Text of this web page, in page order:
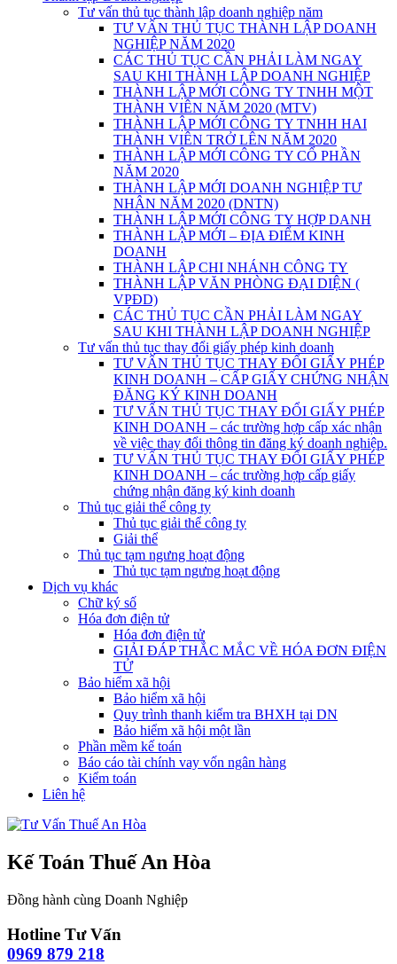
Tư vấn thủ tục thành lập doanh nghiệp năm
TƯ VẤN THỦ TỤC THÀNH LẬP DOANH
NGHIỆP NĂM 2020
CÁC THỦ TỤC CẦN PHẢI LÀM NGAY
SAU KHI THÀNH LẬP DOANH NGHIỆP
THÀNH LẬP MỚI CÔNG TY TNHH MỘT
THÀNH VIÊN NĂM 2020 (MTV)
THÀNH LẬP MỚI CÔNG TY TNHH HAI
THÀNH VIÊN TRỞ LÊN NĂM 2020
THÀNH LẬP MỚI CÔNG TY CỔ PHẦN
NĂM 2020
THÀNH LẬP MỚI DOANH NGHIỆP TƯ
NHÂN NĂM 2020 (DNTN)
THÀNH LẬP MỚI CÔNG TY HỢP DANH
THÀNH LẬP MỚI – ĐỊA ĐIỂM KINH
DOANH
THÀNH LẬP CHI NHÁNH CÔNG TY
THÀNH LẬP VĂN PHÒNG ĐẠI DIỆN (
VPĐD)
CÁC THỦ TỤC CẦN PHẢI LÀM NGAY
SAU KHI THÀNH LẬP DOANH NGHIỆP
Tư vấn thủ tục thay đổi giấy phép kinh doanh
TƯ VẤN THỦ TỤC THAY ĐỔI GIẤY PHÉP
KINH DOANH – CẤP GIẤY CHỨNG NHẬN
ĐĂNG KÝ KINH DOANH
TƯ VẤN THỦ TỤC THAY ĐỔI GIẤY PHÉP
KINH DOANH – các trường hợp cấp xác nhận
về việc thay đổi thông tin đăng ký doanh nghiệp.
TƯ VẤN THỦ TỤC THAY ĐỔI GIẤY PHÉP
KINH DOANH – các trường hợp cấp giấy
chứng nhận đăng ký kinh doanh
Thủ tục giải thể công ty
Thủ tục giải thể công ty
Giải thể
Thủ tục tạm ngưng hoạt động
Thủ tục tạm ngưng hoạt động
Dịch vụ khác
Chữ ký số
Hóa đơn điện tử
Hóa đơn điện tử
GIẢI ĐÁP THẮC MẮC VỀ HÓA ĐƠN ĐIỆN
TỬ
Bảo hiểm xã hội
Bảo hiểm xã hội
Quy trình thanh kiểm tra BHXH tại DN
Bảo hiểm xã hội một lần
Phần mềm kế toán
Báo cáo tài chính vay vốn ngân hàng
Kiểm toán
Liên hệ
Kế Toán Thuế An Hòa
Đồng hành cùng Doanh Nghiệp
Hotline Tư Vấn
0969 879 218